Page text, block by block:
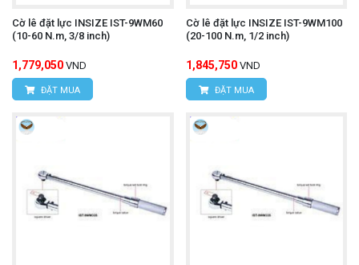
Cờ lê đặt lực INSIZE IST-9WM60
(10-60 N.m, 3/8 inch)
1,779,050 VND
ĐẶT MUA
Cờ lê đặt lực INSIZE IST-9WM100
(20-100 N.m, 1/2 inch)
1,845,750 VND
ĐẶT MUA